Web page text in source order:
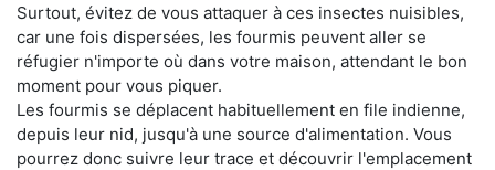
Surtout, évitez de vous attaquer à ces insectes nuisibles,
car une fois dispersées, les fourmis peuvent aller se
réfugier n'importe où dans votre maison, attendant le bon
moment pour vous piquer.
Les fourmis se déplacent habituellement en file indienne,
depuis leur nid, jusqu'à une source d'alimentation. Vous
pourrez donc suivre leur trace et découvrir l'emplacement